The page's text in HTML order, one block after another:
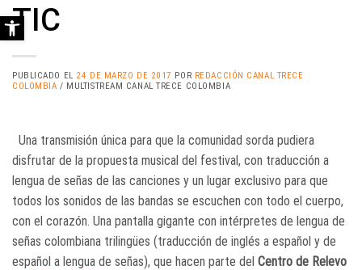
TIC
PUBLICADO EL 24 DE MARZO DE 2017 POR REDACCIÓN CANAL TRECE
COLOMBIA / MULTISTREAM CANAL TRECE COLOMBIA
Una transmisión única para que la comunidad sorda pudiera
disfrutar de la propuesta musical del festival, con traducción a
lengua de señas de las canciones y un lugar exclusivo para que
todos los sonidos de las bandas se escuchen con todo el cuerpo,
con el corazón. Una pantalla gigante con intérpretes de lengua de
señas colombiana trilingües (traducción de inglés a español y de
español a lengua de señas), que hacen parte del Centro de Relevo
Abrir barra de herramientas